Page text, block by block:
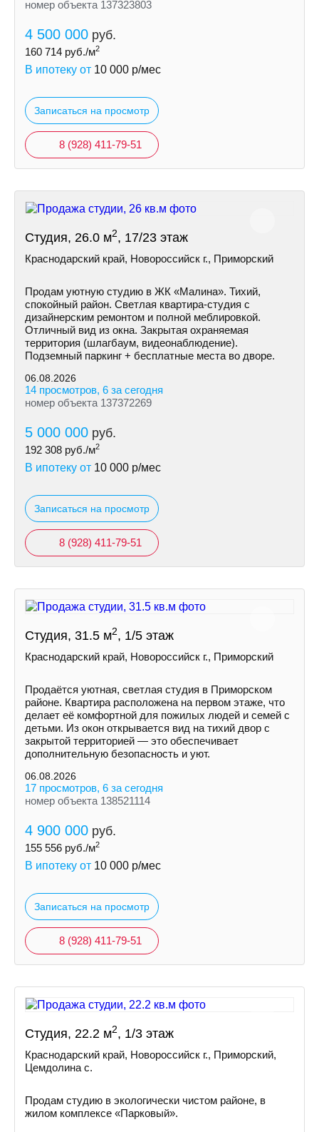
номер объекта 137323803
4 500 000 руб.
160 714 руб./м2
В ипотеку от 10 000 р/мес
Записаться на просмотр
8 (928) 411-79-51
Студия, 26.0 м2, 17/23 этаж
Краснодарский край, Новороссийск г., Приморский
Продам уютную студию в ЖК «Малина». Тихий,
спокойный район. Светлая квартира-студия с
дизайнерским ремонтом и полной меблировкой.
Отличный вид из окна. Закрытая охраняемая
территория (шлагбаум, видеонаблюдение).
Подземный паркинг + бесплатные места во дворе.
06.08.2026
14 просмотров, 6 за сегодня
номер объекта 137372269
5 000 000 руб.
192 308 руб./м2
В ипотеку от 10 000 р/мес
Записаться на просмотр
8 (928) 411-79-51
Студия, 31.5 м2, 1/5 этаж
Краснодарский край, Новороссийск г., Приморский
Продаётся уютная, светлая студия в Приморском
районе. Квартира расположена на первом этаже, что
делает её комфортной для пожилых людей и семей с
детьми. Из окон открывается вид на тихий двор с
закрытой территорией — это обеспечивает
дополнительную безопасность и уют.
06.08.2026
17 просмотров, 6 за сегодня
номер объекта 138521114
4 900 000 руб.
155 556 руб./м2
В ипотеку от 10 000 р/мес
Записаться на просмотр
8 (928) 411-79-51
Студия, 22.2 м2, 1/3 этаж
Краснодарский край, Новороссийск г., Приморский,
Цемдолина с.
Продам студию в экологически чистом районе, в
жилом комплексе «Парковый».